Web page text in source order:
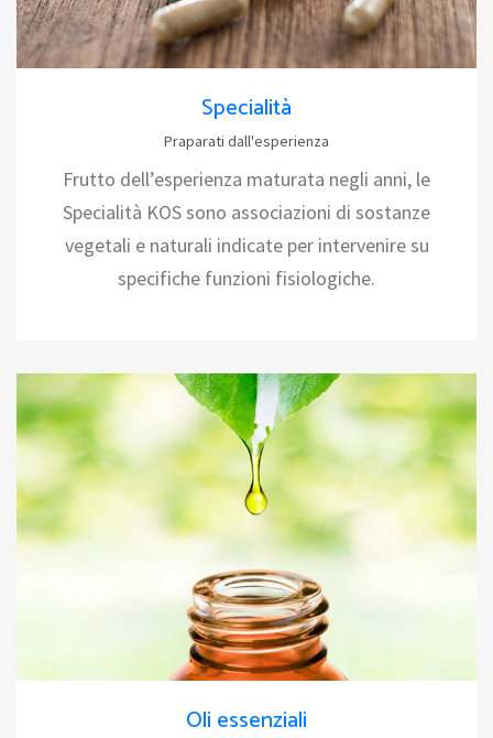
Specialità
Praparati dall'esperienza
Frutto dell’esperienza maturata negli anni, le
Specialità KOS sono associazioni di sostanze
vegetali e naturali indicate per intervenire su
specifiche funzioni fisiologiche.
Oli essenziali